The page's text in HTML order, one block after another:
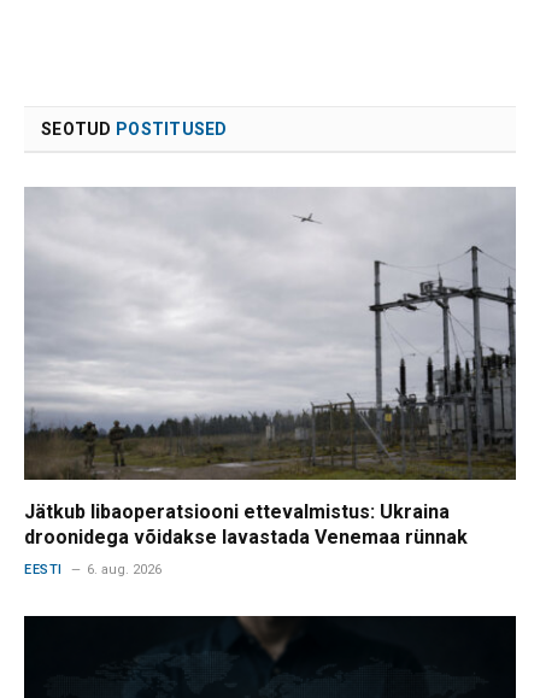
SEOTUD POSTITUSED
Jätkub libaoperatsiooni ettevalmistus: Ukraina
droonidega võidakse lavastada Venemaa rünnak
EESTI 6. aug. 2026